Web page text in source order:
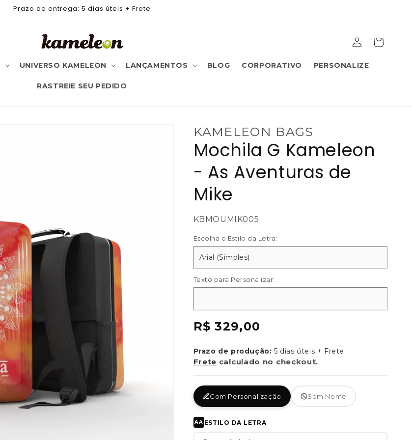
Prazo de entrega: 5 dias úteis + Frete
UNIVERSO KAMELEON LANÇAMENTOS BLOG CORPORATIVO PERSONALIZE
RASTREIE SEU PEDIDO
login
Carrinho
KAMELEON BAGS
Mochila G Kameleon
- As Aventuras de
Mike
SKU:
sku
}}:
KBMOUMIK005
Escolha o Estilo da Letra:
Texto para Personalizar:
Preço
R$ 329,00
Prazo de produção: 5 dias úteis + Frete
Frete calculado no checkout.
Com Personalização Sem Nome
AA ESTILO DA LETRA